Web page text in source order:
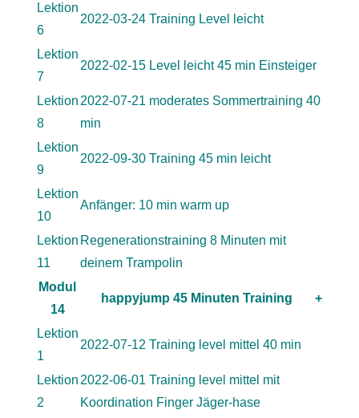
Lektion
6
2022-03-24 Training Level leicht
Lektion
7
2022-02-15 Level leicht 45 min Einsteiger
Lektion
8
2022-07-21 moderates Sommertraining 40
min
Lektion
9
2022-09-30 Training 45 min leicht
Lektion
10
Anfänger: 10 min warm up
Lektion
11
Regenerationstraining 8 Minuten mit
deinem Trampolin
Modul
14
happyjump 45 Minuten Training +
Lektion
1
2022-07-12 Training level mittel 40 min
Lektion
2
2022-06-01 Training level mittel mit
Koordination Finger Jäger-hase